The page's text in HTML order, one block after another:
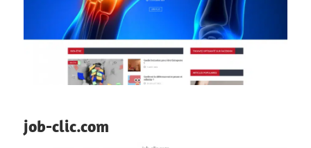
job-clic.com